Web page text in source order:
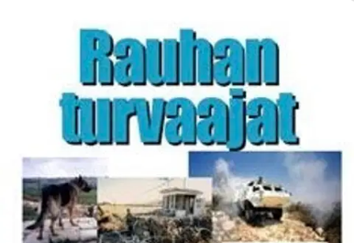
Tarkista myymäläsaatavuus
Ei saatavilla
Tuotekuvaus